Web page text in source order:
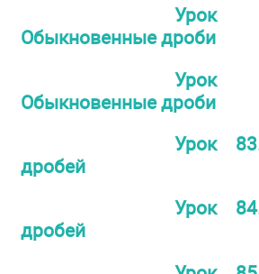
Обыкновенные дроби
Обыкновенные дроби
Урок
дробей
Урок
дробей